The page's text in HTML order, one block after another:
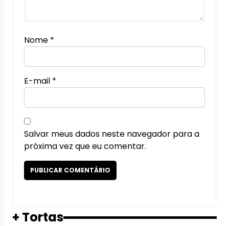
Nome *
E-mail *
Salvar meus dados neste navegador para a
próxima vez que eu comentar.
+ Tortas